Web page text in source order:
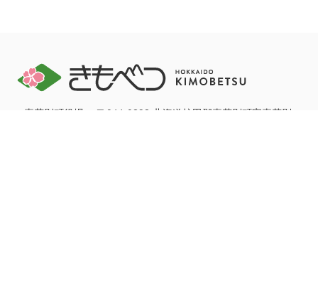
＜喜茂別町役場＞ 〒044-0292 北海道虻田郡喜茂別町字喜茂別